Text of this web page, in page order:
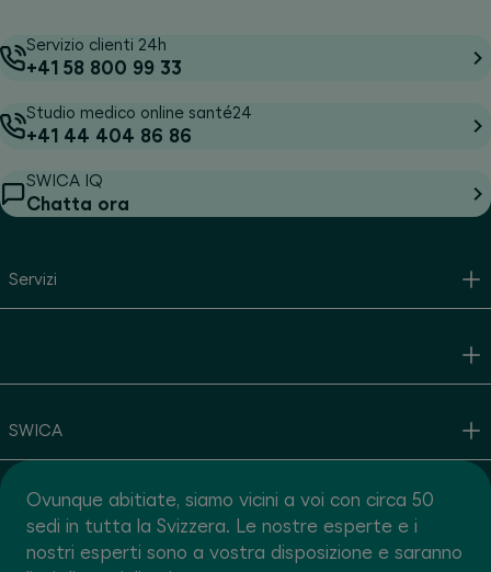
Servizio clienti 24h
+41 58 800 99 33
Studio medico online santé24
+41 44 404 86 86
SWICA IQ
Chatta ora
Servizi
SWICA
Ovunque abitiate, siamo vicini a voi con circa 50
sedi in tutta la Svizzera. Le nostre esperte e i
nostri esperti sono a vostra disposizione e saranno